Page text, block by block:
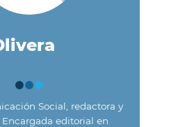
Social, redactora y
editorial en